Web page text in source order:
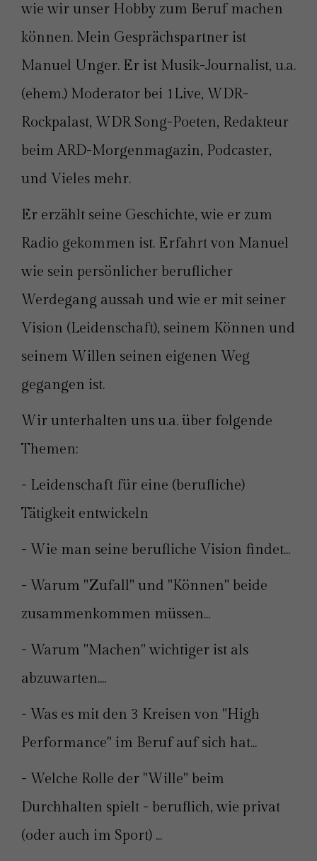
wie wir unser Hobby zum Beruf machen
können. Mein Gesprächspartner ist
Manuel Unger. Er ist Musik-Journalist, u.a.
(ehem.) Moderator bei 1Live, WDR-
Rockpalast, WDR Song-Poeten, Redakteur
beim ARD-Morgenmagazin, Podcaster,
und Vieles mehr.
Er erzählt seine Geschichte, wie er zum
Radio gekommen ist. Erfahrt von Manuel
wie sein persönlicher beruflicher
Werdegang aussah und wie er mit seiner
Vision (Leidenschaft), seinem Können und
seinem Willen seinen eigenen Weg
gegangen ist.
Wir unterhalten uns u.a. über folgende
Themen:
- Leidenschaft für eine (berufliche)
Tätigkeit entwickeln
- Wie man seine berufliche Vision findet...
- Warum "Zufall" und "Können" beide
zusammenkommen müssen...
- Warum "Machen" wichtiger ist als
abzuwarten....
- Was es mit den 3 Kreisen von "High
Performance" im Beruf auf sich hat...
- Welche Rolle der "Wille" beim
Durchhalten spielt - beruflich, wie privat
(oder auch im Sport) ...